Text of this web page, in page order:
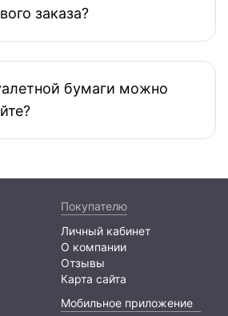
заказа?
бумаги можно
Покупателю
Личный кабинет
О компании
Отзывы
Карта сайта
Мобильное приложение